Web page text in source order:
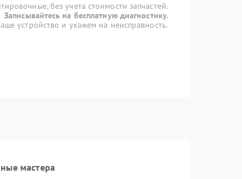
без учета стоимости запчастей.
Записывайтесь на бесплатную диагностику.
устройство и укажем на неисправность.
мастера